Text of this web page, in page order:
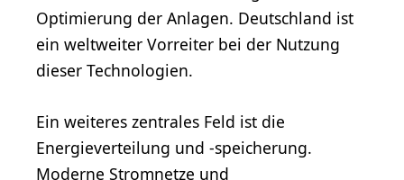
Optimierung der Anlagen. Deutschland ist
ein weltweiter Vorreiter bei der Nutzung
dieser Technologien.
Ein weiteres zentrales Feld ist die
Energieverteilung und -speicherung.
Moderne Stromnetze und